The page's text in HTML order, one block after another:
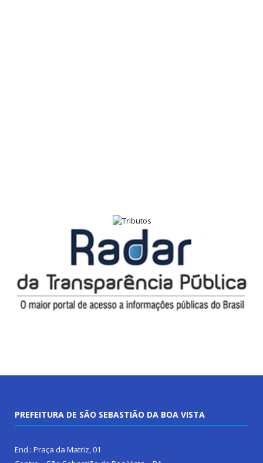
PREFEITURA DE SÃO SEBASTIÃO DA BOA VISTA
End.: Praça da Matriz, 01